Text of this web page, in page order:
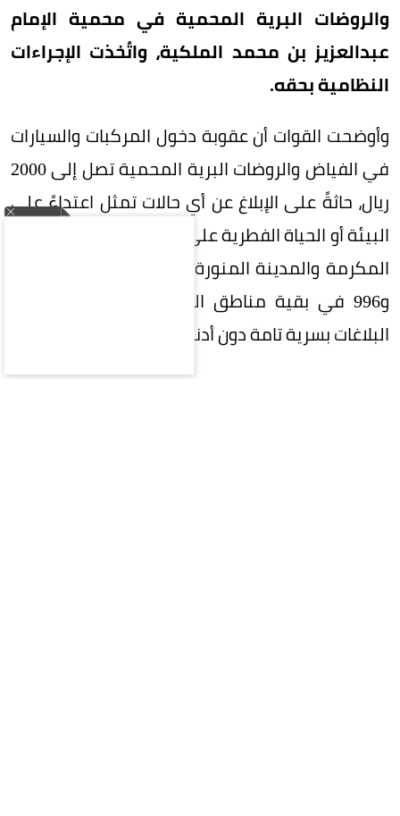
والروضات البرية المحمية في محمية الإمام
عبدالعزيز بن محمد الملكية، واتُخذت الإجراءات
النظامية بحقه.
وأوضحت القوات أن عقوبة دخول المركبات والسيارات
في الفياض والروضات البرية المحمية تصل إلى 2000
ريال، حاثةً على الإبلاغ عن أي حالات تمثل اعتداءً على
و996 في بقية مناطق المملكة، وستعامل جميع
البلاغات بسرية تامة دون أدنى مسؤولية على المبلّغ.